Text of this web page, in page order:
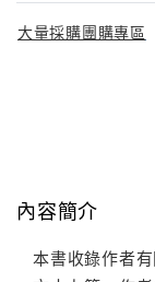
大量採購團購專區
內容簡介
本書收錄作者